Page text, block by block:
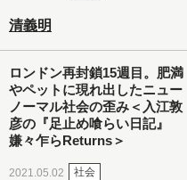
清義明
ロンドン再封鎖15週目。肥満
やペットに現れ出したニュー
ノーマル社会の歪み＜入江敦
彦の『足止め喰らい日記』
嫌々乍らReturns＞
2021.05.02 社会